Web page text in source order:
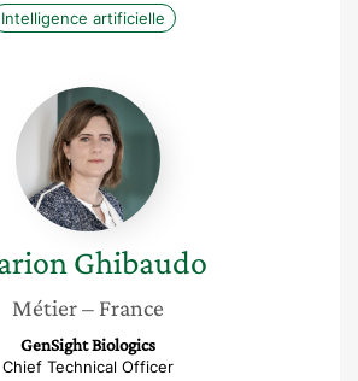
Intelligence artificielle
Marion
Ghibaudo
Ghibaudo
Métier– France
GenSight Biologics
Chief Technical Officer